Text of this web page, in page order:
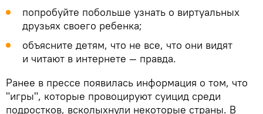
попробуйте побольше узнать о виртуальных
друзьях своего ребенка;
объясните детям, что не все, что они видят
и читают в интернете — правда.
Ранее в прессе появилась информация о том, что
"игры", которые провоцируют суицид среди
подростков, всколыхнули некоторые страны. В